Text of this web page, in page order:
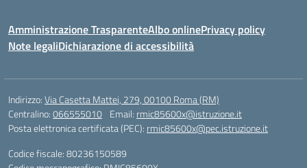
Amministrazione TrasparenteAlbo onlinePrivacy policy
Note legaliDichiarazione di accessibilità
Indirizzo:Via Casetta Mattei, 279, 00100 Roma (RM)
Centralino:066555010 Email: rmic85600x@istruzione.it
Posta elettronica certificata (PEC): rmic85600x@pec.istruzione.it
Codice fiscale: 80236150589